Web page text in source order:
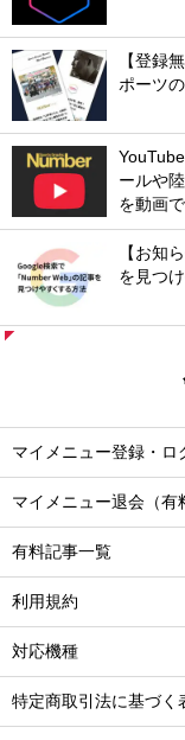
【登録
ポーツ
ールや
を動画で
【お知
を見つ
マイメニュー登録・ロ
マイメニュー退会（有
有料記事一覧
利用規約
対応機種
特定商取引法に基づく